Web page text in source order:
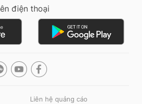
điện thoại
Liên hệ quảng cáo